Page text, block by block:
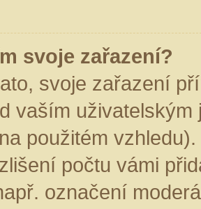
svoje zařazení?
svoje zařazení
vaším
použitém
počtu vámi
označení